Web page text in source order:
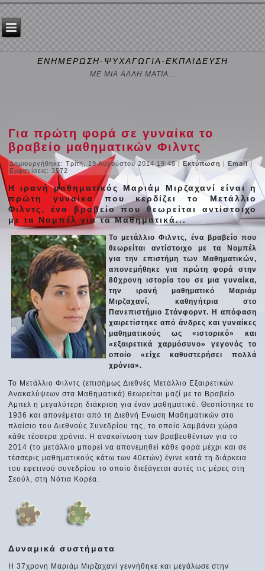
ΕΝΗΜΕΡΩΣΗ-ΨΥΧΑΓΩΓΙΑ-ΕΚΠΑΙΔΕΥΣΗ
ΜΕ ΜΙΑ ΑΛΛΗ ΜΑΤΙΑ...
Για πρώτη φορά σε γυναίκα το
βραβείο μαθηματικών Φιλντς
Δημιουργήθηκε: Τρίτη, 19 Αυγούστου 2014 19:48|Εκτύπωση |Email|
Εμφανίσεις: 3572
Η ιρανή μαθηματικός Μαριάμ Μιρζαχανί είναι η
πρώτη γυναίκα που κερδίζει το Μετάλλιο
Φιλντς, ένα βραβείο που θεωρείται αντίστοιχο
με τα Νομπέλ για τα Μαθηματικά...
Το μετάλλιο Φιλντς, ένα βραβείο που
θεωρείται αντίστοιχο με τα Νομπέλ
για την επιστήμη των Μαθηματικών,
απονεμήθηκε για πρώτη φορά στην
80χρονη ιστορία του σε μια γυναίκα,
την ιρανή μαθηματικό Μαριάμ
Μιρζαχανί, καθηγήτρια στο
Πανεπιστήμιο Στάνφορντ. Η απόφαση
χαιρετίστηκε από άνδρες και γυναίκες
μαθηματικούς ως «ιστορικό» και
«εξαιρετικά χαρμόσυνο» γεγονός το
οποίο «είχε καθυστερήσει πολλά
χρόνια».
Το Μετάλλιο Φιλντς (επισήμως Διεθνές Μετάλλιο Εξαιρετικών
Ανακαλύψεων στα Μαθηματικά) θεωρείται μαζί με το Βραβείο
Αμπελ η μεγαλύτερη διάκριση για έναν μαθηματικό. Θεσπίστηκε το
1936 και απονέμεται από τη Διεθνή Ενωση Μαθηματικών στο
πλαίσιο του Διεθνούς Συνεδρίου της, το οποίο λαμβάνει χώρα
κάθε τέσσερα χρόνια. Η ανακοίνωση των βραβευθέντων για το
2014 (το μετάλλιο μπορεί να απονεμηθεί κάθε φορά μέχρι και σε
τέσσερις μαθηματικούς κάτω των 40ετών) έγινε κατά τη διάρκεια
του εφετινού συνεδρίου το οποίο διεξάγεται αυτές τις μέρες στη
Σεούλ, στη Νότια Κορέα.
Δυναμικά συστήματα
Η 37χρονη Μαριάμ Μιρζαχανί γεννήθηκε και μεγάλωσε στην